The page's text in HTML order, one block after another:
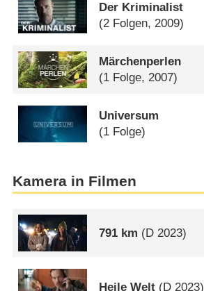
Der Kriminalist
(2 Folgen, 2009)
Märchenperlen
(1 Folge, 2007)
Universum
(1 Folge)
Kamera in Filmen
791 km (D 2023)
Heile Welt (D 2023)